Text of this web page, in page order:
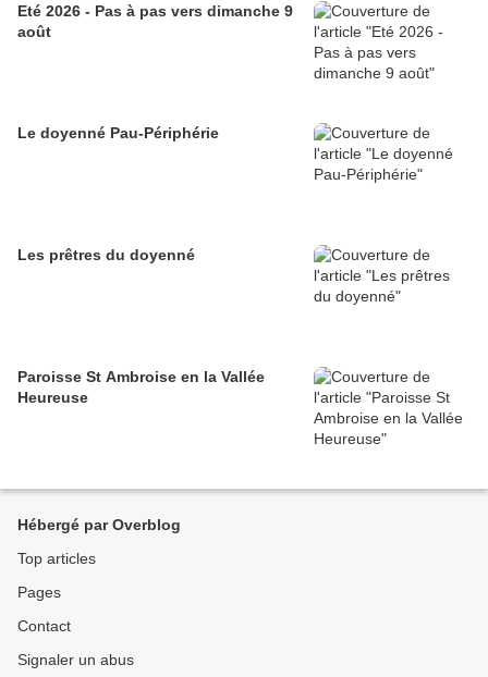
Eté 2026 - Pas à pas vers dimanche 9
août
Le doyenné Pau-Périphérie
Les prêtres du doyenné
Paroisse St Ambroise en la Vallée
Heureuse
Hébergé par Overblog
Top articles
Pages
Contact
Signaler un abus